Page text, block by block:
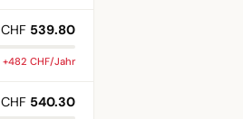
CHF 539.80
+482 CHF/Jahr
CHF 540.30